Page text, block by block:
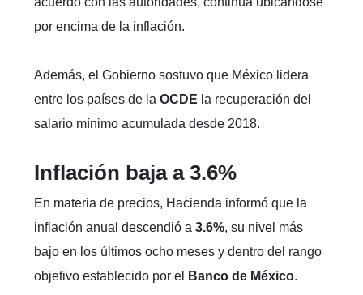
por encima de la inflación.
Además, el Gobierno sostuvo que México lidera
entre los países de la OCDE la recuperación del
salario mínimo acumulada desde 2018.
Inflación baja a 3.6%
En materia de precios, Hacienda informó que la
inflación anual descendió a 3.6%, su nivel más
bajo en los últimos ocho meses y dentro del rango
objetivo establecido por el
Banco de México.